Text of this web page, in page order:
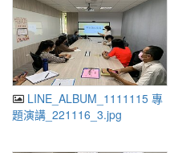
LINE_ALBUM_1111115 專
題演講_221116_3.jpg